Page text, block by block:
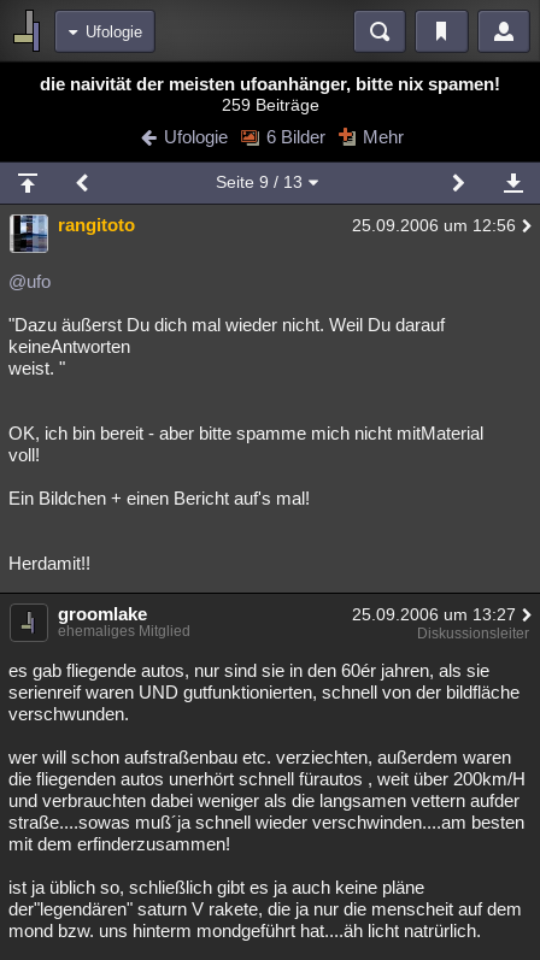
Ufologie
Bereiche
Blogs Videos
Chat Wiki Neuigkeiten
meine Rubriken
Menschen Wissenschaft Mystery Kriminalfälle
Spiritualität
Natur Umfragen Unterhaltung
weitere Rubriken
Astronomie Helpdesk Gruppen Gaming Filme
Musik Clash Verbesserungen
Besucht
Lesenswert Schlüsselwörter
die naivität der meisten ufoanhänger, bitte nix spamen!
259 Beiträge
Ufologie 6 Bilder Mehr
Seite 9 / 13
rangitoto 25.09.2006 um 12:56
@ufo
"Dazu äußerst Du dich mal wieder nicht. Weil Du darauf
keineAntworten
weist. "
OK, ich bin bereit - aber bitte spamme mich nicht mitMaterial
voll!
Ein Bildchen + einen Bericht auf's mal!
Herdamit!!
groomlake 25.09.2006 um 13:27
ehemaliges Mitglied Diskussionsleiter
es gab fliegende autos, nur sind sie in den 60ér jahren, als sie
serienreif waren UND gutfunktionierten, schnell von der bildfläche
verschwunden.
wer will schon aufstraßenbau etc. verziechten, außerdem waren
die fliegenden autos unerhört schnell fürautos , weit über 200km/H
und verbrauchten dabei weniger als die langsamen vettern aufder
straße....sowas muß´ja schnell wieder verschwinden....am besten
mit dem erfinderzusammen!
ist ja üblich so, schließlich gibt es ja auch keine pläne
der"legendären" saturn V rakete, die ja nur die menscheit auf dem
mond bzw. uns hinterm mondgeführt hat....äh licht natrürlich.